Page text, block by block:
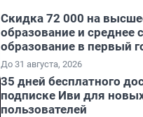
Скидка 72 000 на
образование и среднее
образование в первый
До 31 августа, 2026
35 дней бесплатного
подписке Иви для
пользователей